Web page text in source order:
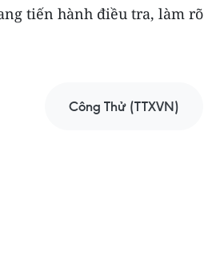
tiến hành điều tra, làm rõ
Công Thử (TTXVN)